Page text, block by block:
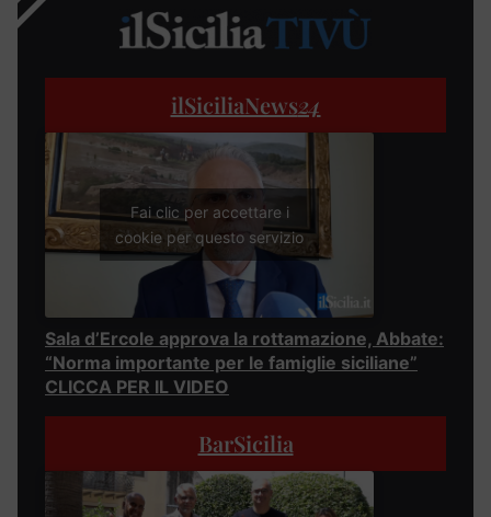
ilSiciliaNews24
Fai clic per accettare i
cookie per questo servizio
Sala d’Ercole approva la rottamazione, Abbate:
“Norma importante per le famiglie siciliane”
CLICCA PER IL VIDEO
BarSicilia